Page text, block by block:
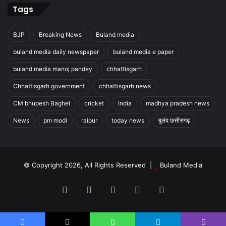
aditya aditya thackeray
MUMBAI BREAKING NEWS
MUMBAI NEWS today news
उद्धव ठाकरे
Tags
BJP Breaking News Buland media
buland media daily newspaper buland media e paper
buland media manoj pandey chhattisgarh
Chhattisgarh government chhattisgarh news
CM bhupesh Baghel cricket India madhya pradesh news
News pm modi raipur today news बुलंद छत्तीसगढ़
© Copyright 2026, All Rights Reserved | Buland Media
Facebook YouTubeInstagram